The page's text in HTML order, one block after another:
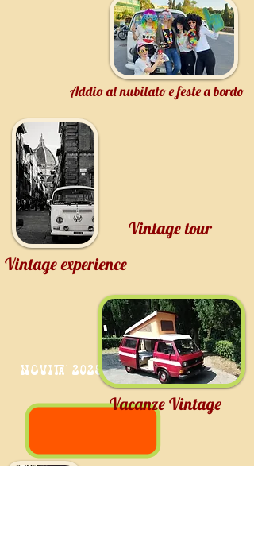
Addio al nubilato e feste a bordo
Vintage tour
Vintage experience
NOVITA' 2025
Vacanze Vintage